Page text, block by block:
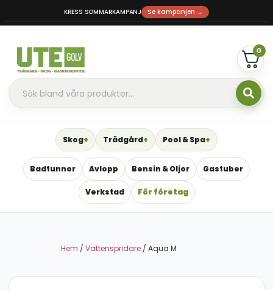
KRESS SOMMARKAMPANJ Se kampanjen →
0
Skog Trädgård Pool & Spa
Badtunnor Avlopp Bensin & Oljor Gastuber
Verkstad För företag
Hem / Vattenspridare / Aqua M